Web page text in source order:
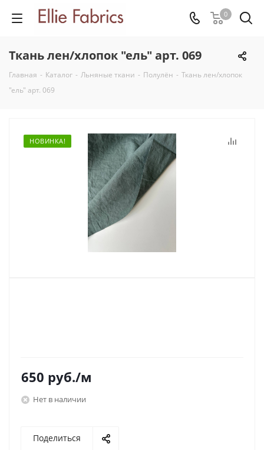
0
Ткань лен/хлопок "ель" арт. 069
Главная - Каталог - Льняные ткани - Полулён - Ткань лен/хлопок
"ель" арт. 069
НОВИНКА!
650 руб./м
Нет в наличии
Поделиться